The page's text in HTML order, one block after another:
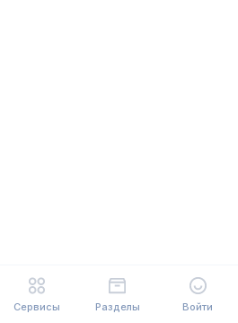
Сервисы Разделы Войти